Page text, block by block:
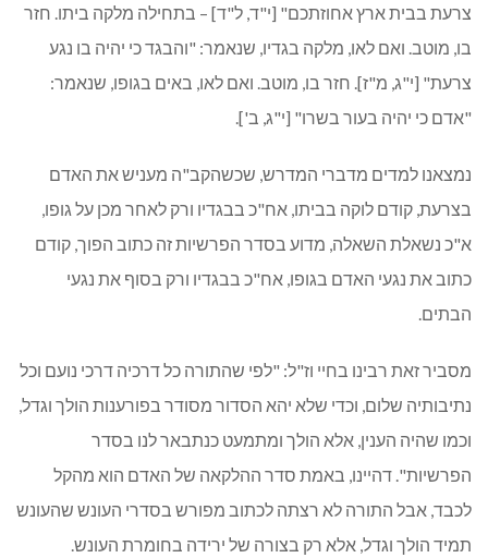
צרעת בבית ארץ אחוזתכם" [י"ד, ל"ד] – בתחילה מלקה ביתו. חזר
בו, מוטב. ואם לאו, מלקה בגדיו, שנאמר: "והבגד כי יהיה בו נגע
צרעת" [י"ג, מ"ז]. חזר בו, מוטב. ואם לאו, באים בגופו, שנאמר:
"אדם כי יהיה בעור בשרו" [י"ג, ב'].
נמצאנו למדים מדברי המדרש, שכשהקב"ה מעניש את האדם
בצרעת, קודם לוקה בביתו, אח"כ בבגדיו ורק לאחר מכן על גופו,
א"כ נשאלת השאלה, מדוע בסדר הפרשיות זה כתוב הפוך, קודם
כתוב את נגעי האדם בגופו, אח"כ בבגדיו ורק בסוף את נגעי
הבתים.
מסביר זאת רבינו בחיי וז"ל: "לפי שהתורה כל דרכיה דרכי נועם וכל
נתיבותיה שלום, וכדי שלא יהא הסדור מסודר בפורענות הולך וגדל,
וכמו שהיה הענין, אלא הולך ומתמעט כנתבאר לנו בסדר
הפרשיות". דהיינו, באמת סדר ההלקאה של האדם הוא מהקל
לכבד, אבל התורה לא רצתה לכתוב מפורש בסדרי העונש שהעונש
תמיד הולך וגדל, אלא רק בצורה של ירידה בחומרת העונש.